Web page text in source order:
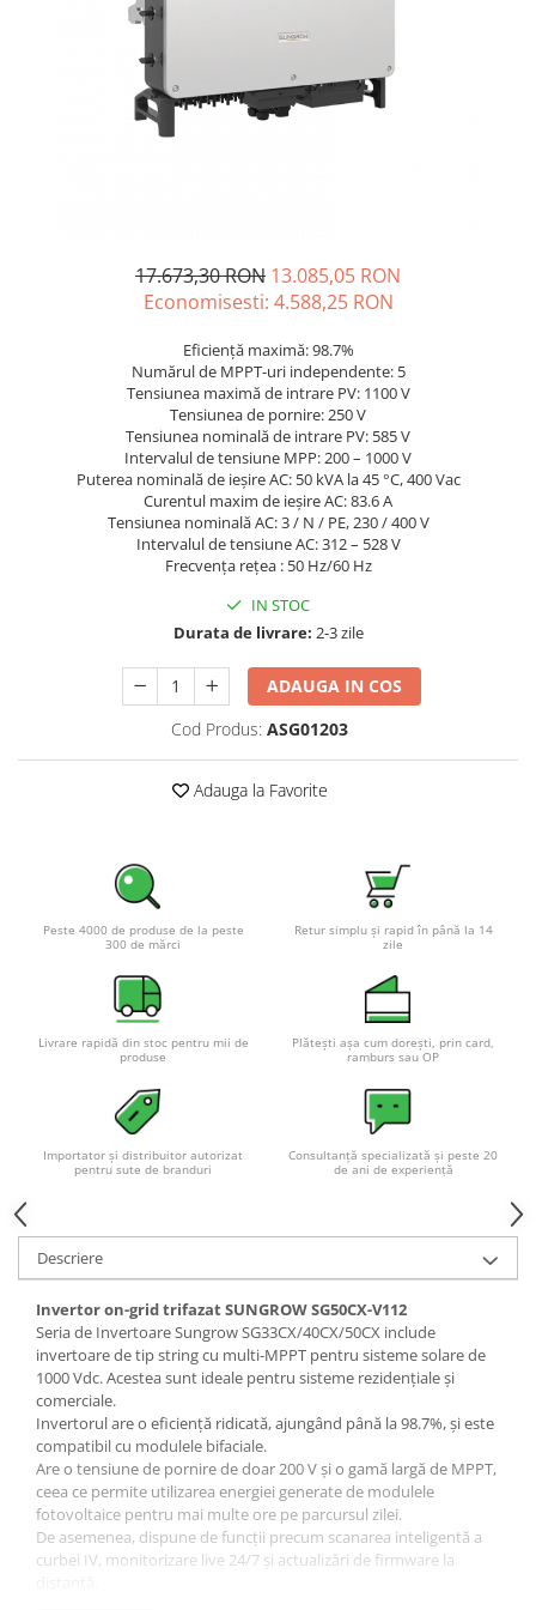
Incarcatoare acumulatori
Panouri fotovoltaice
Sisteme prindere panouri
Invertoare On-grid
Invertoare Off-grid
Convertoare de tensiune
Sisteme de stocare energie
Pachete complete stocare energie
Sisteme de Stocare Comerciale
Sisteme fotovoltaice complete
Sisteme fotovoltaice de putere
mica (rulota/caravan/case de
Sisteme fotovoltaice profesionale
Pachete sisteme fotovoltaice
Statii de incarcare vehicule
Cabluri de incarcare vehicule
Prize de incarcare vehicule
Turbine eoliene pentru casă
Tractiune / LiFePo4
Baterii si acumulatori gel si VRLA
6-12 V
Baterii si acumulatori AGM VRLA
de 6-12 V
Acumulatori Moto, ATV
AGM
Li-Ion
SLA AGM (Sealed Lead Acid)
Deep Cycle - Tractiune/Semi-
Tractiune
Marine & Caravan
APC
Pachete acumulatori VRLA
17.673,30 RON 13.085,05 RON
Economisesti: 4.588,25 RON
Eficiență maximă: 98.7%
Numărul de MPPT-uri independente: 5
Tensiunea maximă de intrare PV: 1100 V
Tensiunea de pornire: 250 V
Tensiunea nominală de intrare PV: 585 V
Intervalul de tensiune MPP: 200 – 1000 V
Puterea nominală de ieșire AC: 50 kVA la 45 °C, 400 Vac
Curentul maxim de ieșire AC: 83.6 A
Tensiunea nominală AC: 3 / N / PE, 230 / 400 V
Intervalul de tensiune AC: 312 – 528 V
Frecvența rețea : 50 Hz/60 Hz
IN STOC
Durata de livrare: 2-3 zile
ADAUGA IN COS
Cod Produs: ASG01203
Adauga la Favorite
Peste 4000 de produse de la peste
300 de mărci
Retur simplu și rapid în până la 14
zile
Livrare rapidă din stoc pentru mii de
produse
Plătești așa cum dorești, prin card,
ramburs sau OP
Importator și distribuitor autorizat
pentru sute de branduri
Consultanță specializată și peste 20
de ani de experiență
Descriere
Invertor on-grid trifazat SUNGROW SG50CX-V112
Seria de Invertoare Sungrow SG33CX/40CX/50CX include
invertoare de tip string cu multi-MPPT pentru sisteme solare de
1000 Vdc. Acestea sunt ideale pentru sisteme rezidențiale și
comerciale.
Invertorul are o eficiență ridicată, ajungând până la 98.7%, și este
compatibil cu modulele bifaciale.
Are o tensiune de pornire de doar 200 V și o gamă largă de MPPT,
ceea ce permite utilizarea energiei generate de modulele
fotovoltaice pentru mai multe ore pe parcursul zilei.
De asemenea, dispune de funcții precum scanarea inteligentă a
curbei IV, monitorizare live 24/7 și actualizări de firmware la